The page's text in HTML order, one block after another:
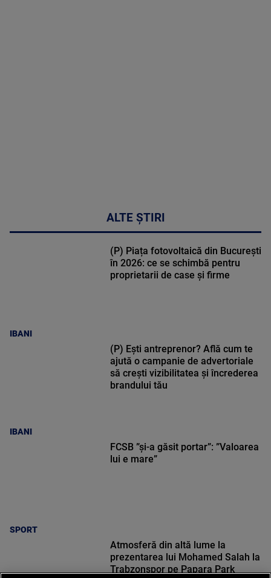
ALTE ȘTIRI
IBANI
(P) Piața fotovoltaică din București
în 2026: ce se schimbă pentru
proprietarii de case și firme
IBANI
(P) Ești antreprenor? Află cum te
ajută o campanie de advertoriale
să crești vizibilitatea și încrederea
brandului tău
SPORT
FCSB ”și-a găsit portar”: ”Valoarea
lui e mare”
Atmosferă din altă lume la
prezentarea lui Mohamed Salah la
Trabzonspor pe Papara Park